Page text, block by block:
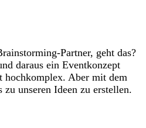
Partner, geht das?
daraus ein Eventkonzept
hochkomplex. Aber mit dem
unseren Ideen zu erstellen.